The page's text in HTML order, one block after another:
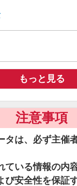
もっと見る
注意事項
タは、必ず主催
いる情報の内
び安全性を保証